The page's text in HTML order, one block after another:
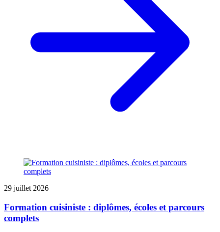
29 juillet 2026
Formation cuisiniste : diplômes, écoles et parcours
complets